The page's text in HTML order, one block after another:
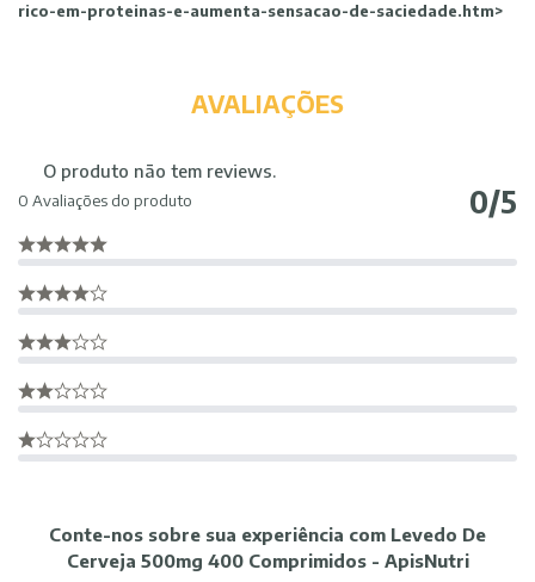
rico-em-proteinas-e-aumenta-sensacao-de-saciedade.htm>
AVALIAÇÕES
O produto não tem reviews.
0 Avaliações do produto 0/5
Conte-nos sobre sua experiência com Levedo De
Cerveja 500mg 400 Comprimidos - ApisNutri